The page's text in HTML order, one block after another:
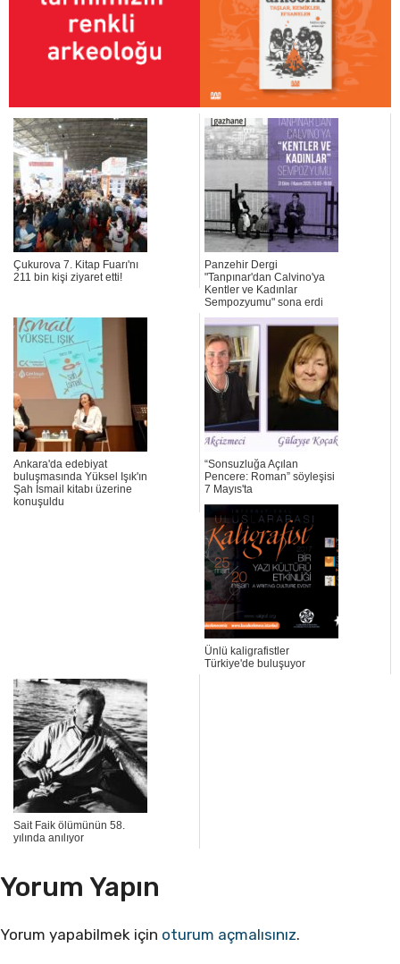
Çukurova 7. Kitap Fuarı'nı
211 bin kişi ziyaret etti!
Panzehir Dergi
"Tanpınar'dan Calvino'ya
Kentler ve Kadınlar
Sempozyumu" sona erdi
Ankara'da edebiyat
buluşmasında Yüksel Işık'ın
Şah İsmail kitabı üzerine
konuşuldu
“Sonsuzluğa Açılan
Pencere: Roman” söyleşisi
7 Mayıs'ta
Ünlü kaligrafistler
Türkiye'de buluşuyor
Sait Faik ölümünün 58.
yılında anılıyor
Yorum Yapın
Yorum yapabilmek için oturum açmalısınız.